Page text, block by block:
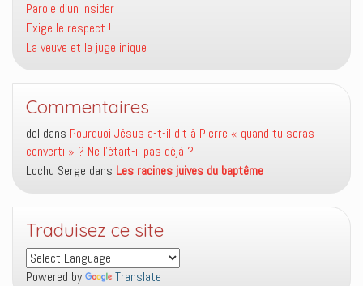
Parole d’un insider
Exige le respect !
La veuve et le juge inique
Commentaires
del dans Pourquoi Jésus a-t-il dit à Pierre « quand tu seras
converti » ? Ne l’était-il pas déjà ?
Lochu Serge dans Les racines juives du baptême
Traduisez ce site
Powered by Translate